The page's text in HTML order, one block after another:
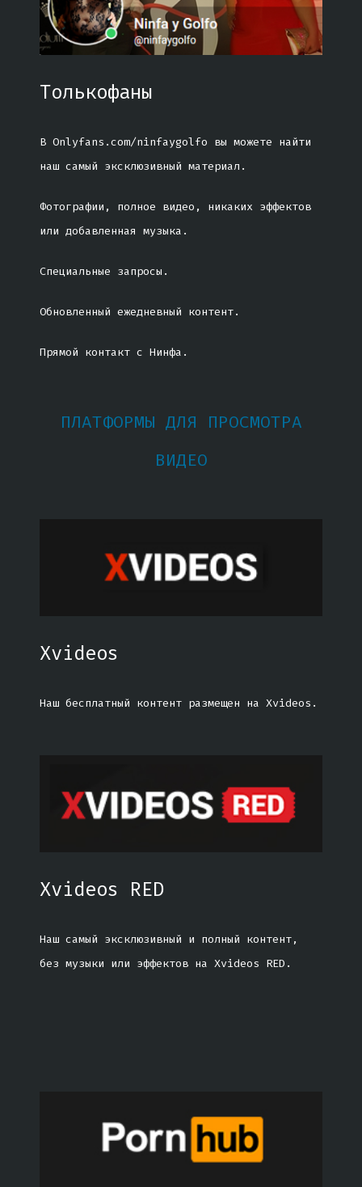
Толькофаны
В Onlyfans.com/ninfaygolfo вы можете найти
наш самый эксклюзивный материал.
Фотографии, полное видео, никаких эффектов
или добавленная музыка.
Специальные запросы.
Обновленный ежедневный контент.
Прямой контакт с Нинфа.
ПЛАТФОРМЫ ДЛЯ ПРОСМОТРА
ВИДЕО
Xvideos
Наш бесплатный контент размещен на Xvideos.
Xvideos RED
Наш самый эксклюзивный и полный контент,
без музыки или эффектов на Xvideos RED.